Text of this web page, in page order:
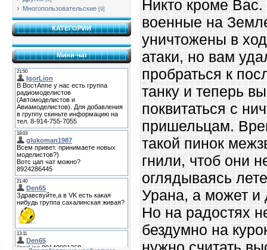
Многопользовательские [9]
КАТЕГОРИИ
Мини-чат
Никто кроме
военные на
уничтожены в
атаки, но вам
пробраться к
танку и теперь вы
поквитаться с
пришельцам.
такой пинок
гнили, чтоб они
оглядываясь
Урана, а может и
Но на радостях
бездумно на